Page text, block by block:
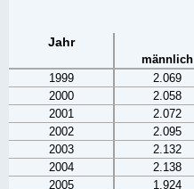
Jahr
männlich
1999
2.069
2000
2.058
2001
2.072
2002
2.095
2003
2.132
2004
2.138
2005
1.924